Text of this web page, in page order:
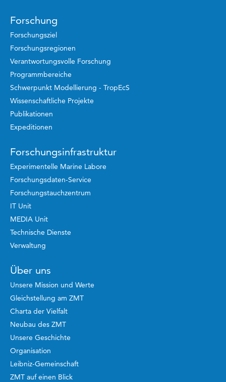
Forschung
Forschungsziel
Forschungsregionen
Verantwortungsvolle Forschung
Programmbereiche
Schwerpunkt Modellierung - TropEcS
Wissenschaftliche Projekte
Publikationen
Expeditionen
Forschungsinfrastruktur
Experimentelle Marine Labore
Forschungsdaten-Service
Forschungstauchzentrum
IT Unit
MEDIA Unit
Technische Dienste
Verwaltung
Über uns
Unsere Mission und Werte
Gleichstellung am ZMT
Charta der Vielfalt
Neubau des ZMT
Unsere Geschichte
Organisation
Leibniz-Gemeinschaft
ZMT auf einen Blick